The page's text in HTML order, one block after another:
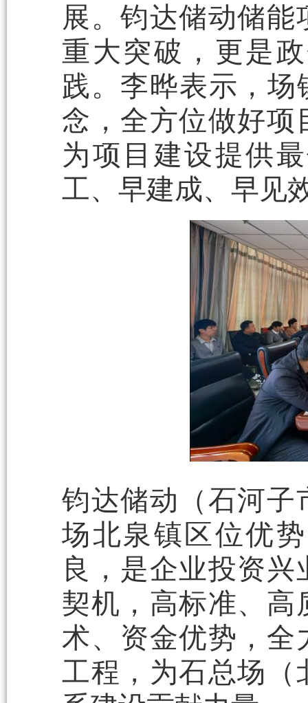
展。钧达储动储
重大突破，更是
践。李晔表示，场
念，全方位做好项
为项目建设提供
工、早建成、早见
钧达储动（石河子
场北泉镇区位优
良，是企业投资
契机，高标准、高
术、资金优势，全
工程，为石总场（